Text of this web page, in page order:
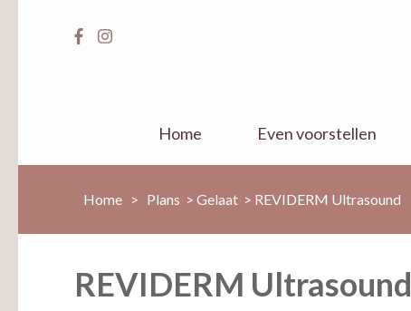
Home Even voorstellen
Home > Plans > Gelaat > REVIDERM Ultrasound
REVIDERM Ultrasound